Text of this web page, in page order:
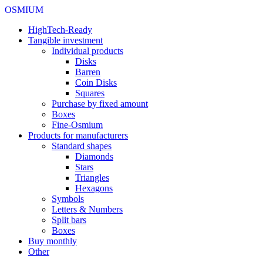
OSMIUM
HighTech-Ready
Tangible investment
Individual products
Disks
Barren
Coin Disks
Squares
Purchase by fixed amount
Boxes
Fine-Osmium
Products for manufacturers
Standard shapes
Diamonds
Stars
Triangles
Hexagons
Symbols
Letters & Numbers
Split bars
Boxes
Buy monthly
Other